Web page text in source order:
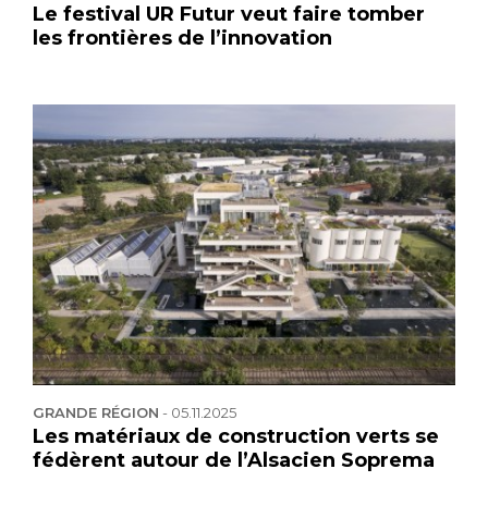
Le festival UR Futur veut faire tomber
les frontières de l’innovation
GRANDE RÉGION - 05.11.2025
Les matériaux de construction verts se
fédèrent autour de l’Alsacien Soprema